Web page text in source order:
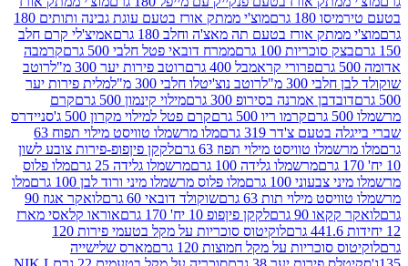
גרם
מוצ'י ממתק אורז בטעם עוגת גבינה ותותים 180
אורז בטעם תה מאצ'ה וחלב 180 גרם
אמיצ'לי קרם חלב
סוכריות 100 גרם
ממרח דובאי פטל חלבי 500 גרם
קרמבה
פרורי קראמבל 400 גרם
רוטב פירות יער 300 מ"ל
רוטב
300 מ"ל
רוטב נוצ'יטלו חלבי 300 מ"ל
מלית פירות יער
אמרנה בסירופ 300 גרם
מילוי קינמון 500 גרם
קרם
קרמו ריו 500 גרם
קרם פטל למילוי מקרון 500 ג'
סניידרס
צ'דר 319 גרם
מלו מרשמלו טוויסט מילוי תפוח 63
טוויסט מילוי תפוז 63 גרם
לקקן פיןפופ-פירות צובע לשון
מרשמלו גלידה 100 גרם
מרשמלו גלידה 25 גרם
מלו פלוס
100 גרם
מלו פלוס מרשמלו מיני ורוד לבן 100 גרם
מלו
מילוי תות 63 גרם
שוקולד דובאי 60 גרם
לואקר אגוז 90
90 גרם
לקקן פיןפופ 10 יח' 170 גרם
אוראו קלאסי מארז
לוקיטוס סוכריות על מקל בטעמי פירות 120
על מקל חמוצות 120 גרם
מארס שלישייה